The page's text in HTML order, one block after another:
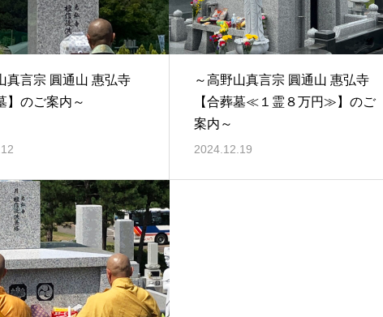
真言宗 圓通山 惠弘寺
】のご案内～
～高野山真言宗 圓通山 惠弘寺
【合葬墓≪１霊８万円≫】のご
案内～
2024.12.19